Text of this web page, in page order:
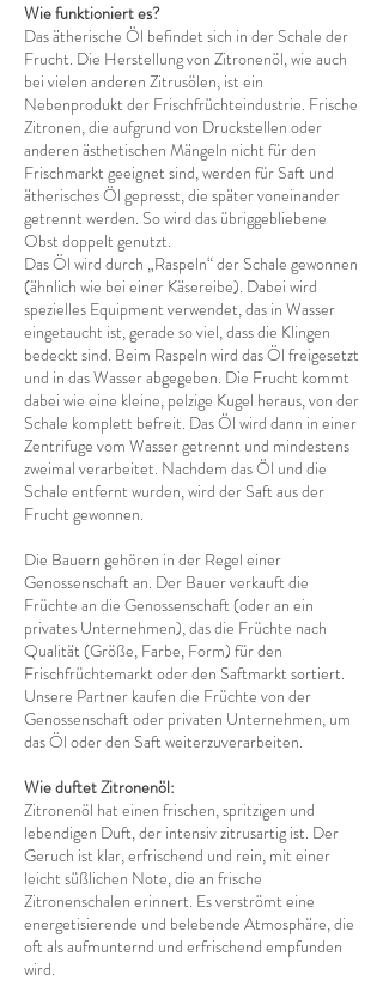
Wie funktioniert es?
Das ätherische Öl befindet sich in der Schale der
Frucht. Die Herstellung von Zitronenöl, wie auch
bei vielen anderen Zitrusölen, ist ein
Nebenprodukt der Frischfrüchteindustrie. Frische
Zitronen, die aufgrund von Druckstellen oder
anderen ästhetischen Mängeln nicht für den
Frischmarkt geeignet sind, werden für Saft und
ätherisches Öl gepresst, die später voneinander
getrennt werden. So wird das übriggebliebene
Obst doppelt genutzt.
Das Öl wird durch „Raspeln“ der Schale gewonnen
(ähnlich wie bei einer Käsereibe). Dabei wird
spezielles Equipment verwendet, das in Wasser
eingetaucht ist, gerade so viel, dass die Klingen
bedeckt sind. Beim Raspeln wird das Öl freigesetzt
und in das Wasser abgegeben. Die Frucht kommt
dabei wie eine kleine, pelzige Kugel heraus, von der
Schale komplett befreit. Das Öl wird dann in einer
Zentrifuge vom Wasser getrennt und mindestens
zweimal verarbeitet. Nachdem das Öl und die
Schale entfernt wurden, wird der Saft aus der
Frucht gewonnen.
Die Bauern gehören in der Regel einer
Genossenschaft an. Der Bauer verkauft die
Früchte an die Genossenschaft (oder an ein
privates Unternehmen), das die Früchte nach
Qualität (Größe, Farbe, Form) für den
Frischfrüchtemarkt oder den Saftmarkt sortiert.
Unsere Partner kaufen die Früchte von der
Genossenschaft oder privaten Unternehmen, um
das Öl oder den Saft weiterzuverarbeiten.
Wie duftet Zitronenöl:
Zitronenöl hat einen frischen, spritzigen und
lebendigen Duft, der intensiv zitrusartig ist. Der
Geruch ist klar, erfrischend und rein, mit einer
leicht süßlichen Note, die an frische
Zitronenschalen erinnert. Es verströmt eine
energetisierende und belebende Atmosphäre, die
oft als aufmunternd und erfrischend empfunden
wird.